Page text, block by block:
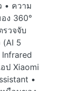
• ความ
ง 360°
วจจับ
(AI 5
ป Xiaomi
•